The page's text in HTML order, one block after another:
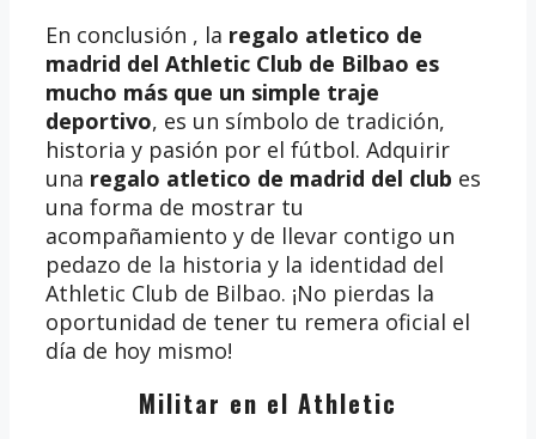
En conclusión , la regalo atletico de
madrid del Athletic Club de Bilbao es
mucho más que un simple traje
deportivo, es un símbolo de tradición,
historia y pasión por el fútbol. Adquirir
una regalo atletico de madrid del club es
una forma de mostrar tu
acompañamiento y de llevar contigo un
pedazo de la historia y la identidad del
Athletic Club de Bilbao. ¡No pierdas la
oportunidad de tener tu remera oficial el
día de hoy mismo!
Militar en el Athletic